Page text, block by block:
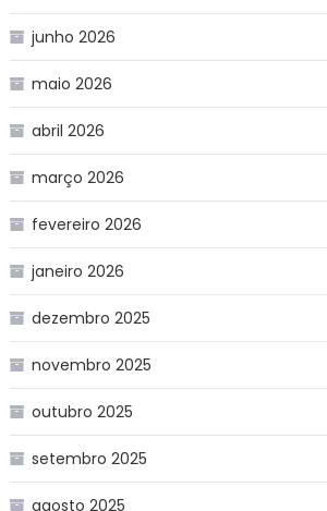
junho 2026
maio 2026
abril 2026
março 2026
fevereiro 2026
janeiro 2026
dezembro 2025
novembro 2025
outubro 2025
setembro 2025
agosto 2025